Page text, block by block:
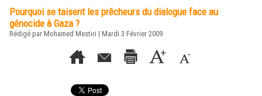
Pourquoi se taisent les prêcheurs du dialogue face au
génocide à Gaza ?
Rédigé par Mohamed Mestiri | Mardi 3 Février 2009